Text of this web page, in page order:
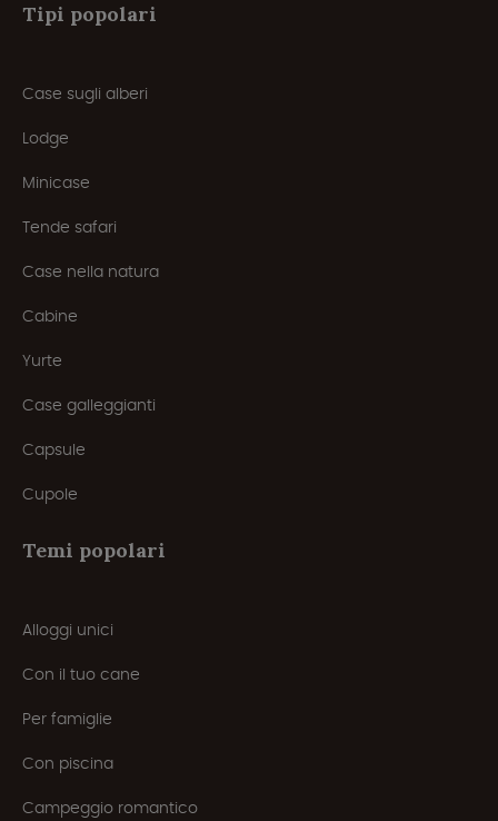
Tipi popolari
Case sugli alberi
Lodge
Minicase
Tende safari
Case nella natura
Cabine
Yurte
Case galleggianti
Capsule
Cupole
Temi popolari
Alloggi unici
Con il tuo cane
Per famiglie
Con piscina
Campeggio romantico